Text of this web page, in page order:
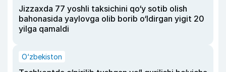
Jizzaxda 77 yoshli taksichini qo‘y sotib olish
bahonasida yaylovga olib borib o‘ldirgan yigit 20
yilga qamaldi
O‘zbekiston